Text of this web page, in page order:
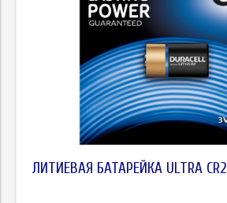
ЛИТИЕВАЯ БАТАРЕЙКА ULTRA CR2